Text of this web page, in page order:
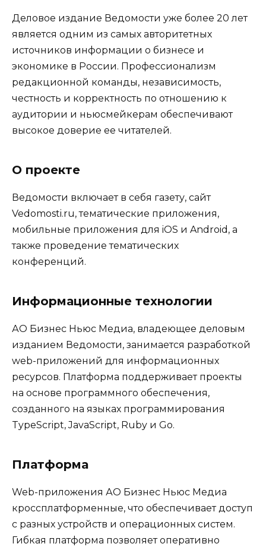
Деловое издание Ведомости уже более 20 лет
является одним из самых авторитетных
источников информации о бизнесе и
экономике в России. Профессионализм
редакционной команды, независимость,
честность и корректность по отношению к
аудитории и ньюсмейкерам обеспечивают
высокое доверие ее читателей.
О проекте
Ведомости включает в себя газету, сайт
Vedomosti.ru, тематические приложения,
мобильные приложения для iOS и Android, а
также проведение тематических
конференций.
Информационные технологии
АО Бизнес Ньюс Медиа, владеющее деловым
изданием Ведомости, занимается разработкой
web-приложений для информационных
ресурсов. Платформа поддерживает проекты
на основе программного обеспечения,
созданного на языках программирования
TypeScript, JavaScript, Ruby и Go.
Платформа
Web-приложения АО Бизнес Ньюс Медиа
кроссплатформенные, что обеспечивает доступ
с разных устройств и операционных систем.
Гибкая платформа позволяет оперативно